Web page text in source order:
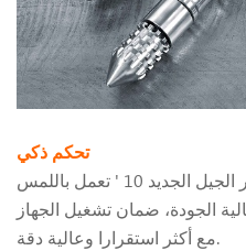
تحكم ذكي
نظام التحكم في الكمبيوتر الجيل الجديد 10 ' تعمل باللمس
الجودة، ضمان تشغيل الجهاز
مع أكثر استقرارا وعالية دقة.